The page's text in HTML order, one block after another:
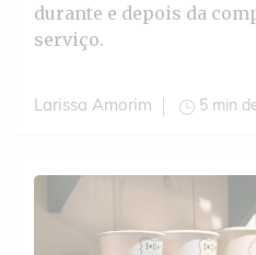
durante e depois da
serviço.
Larissa Amorim 5 min